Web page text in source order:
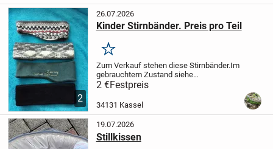
2
26.07.2026
Kinder Stirnbänder. Preis pro Teil
Merken
Zum Verkauf stehen diese Stirnbänder.Im
gebrauchtem Zustand siehe
Fotos.Versenden wäre auch möglich,
kommen nur noch die reinen
Versandkosten hinzu.
2 €Festpreis
34131 Kassel
19.07.2026
Stillkissen